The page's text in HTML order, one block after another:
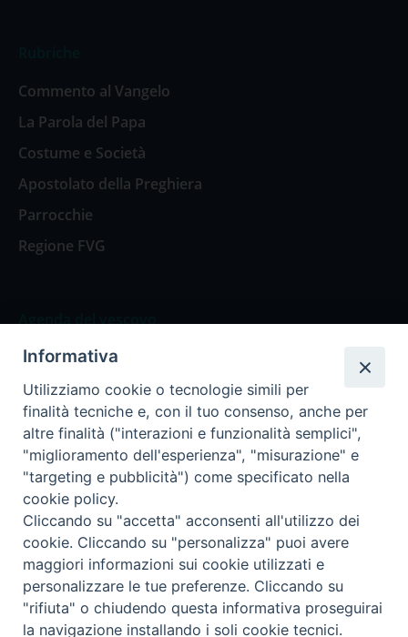
Commento al Vangelo
La Parola del Papa
Costume e Società
Apostolato della Preghiera
Parrocchie
Regione FVG
Agenda del vescovo
Agenda del vescovo
Privacy Policy Trasparenza
Termini e Condizioni
Informativa per il trattamento dei dati personali
Informativa
Utilizziamo cookie o tecnologie simili per
finalità tecniche e, con il tuo consenso, anche per
altre finalità ("interazioni e funzionalità semplici",
"miglioramento dell'esperienza", "misurazione" e
"targeting e pubblicità") come specificato nella
cookie policy.
Cliccando su "accetta" acconsenti all'utilizzo dei
cookie. Cliccando su "personalizza" puoi avere
maggiori informazioni sui cookie utilizzati e
personalizzare le tue preferenze. Cliccando su
"rifiuta" o chiudendo questa informativa proseguirai
la navigazione installando i soli cookie tecnici.